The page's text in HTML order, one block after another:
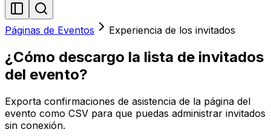
Páginas de Eventos Experiencia de los invitados
¿Cómo descargo la lista de invitados
del evento?
Exporta confirmaciones de asistencia de la página del
evento como CSV para que puedas administrar invitados
sin conexión.